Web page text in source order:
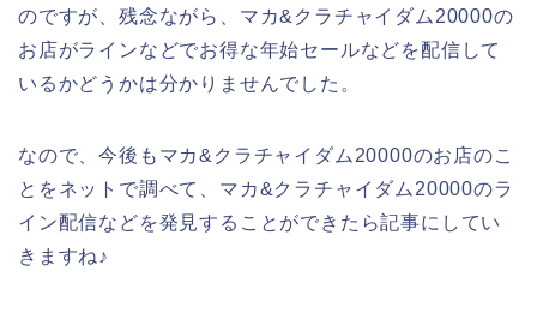
のですが、残念ながら、マカ&クラチャイダム20000の
お店がラインなどでお得な年始セールなどを配信して
いるかどうかは分かりませんでした。
なので、今後もマカ&クラチャイダム20000のお店のこ
とをネットで調べて、マカ&クラチャイダム20000のラ
イン配信などを発見することができたら記事にしてい
きますね♪